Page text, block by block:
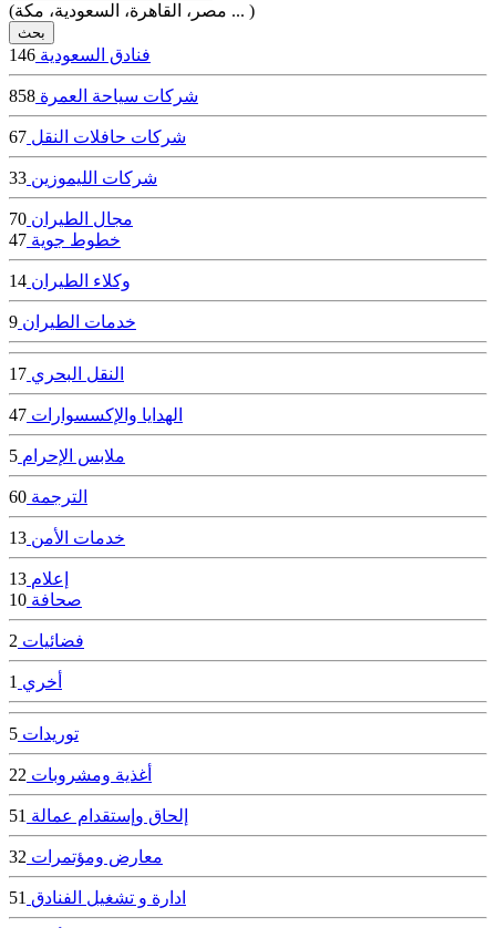
(مصر، القاهرة، السعودية، مكة ... )
فنادق السعودية 146
شركات سياحة العمرة 858
شركات حافلات النقل 67
شركات الليموزين 33
مجال الطيران 70
خطوط جوية 47
وكلاء الطيران 14
خدمات الطيران 9
النقل البحري 17
الهدايا والإكسسوارات 47
ملابس الإحرام 5
الترجمة 60
خدمات الأمن 13
إعلام 13
صحافة 10
فضائيات 2
أخري 1
توريدات 5
أغذية ومشروبات 22
إلحاق وإستقدام عمالة 51
معارض ومؤتمرات 32
ادارة و تشغيل الفنادق 51